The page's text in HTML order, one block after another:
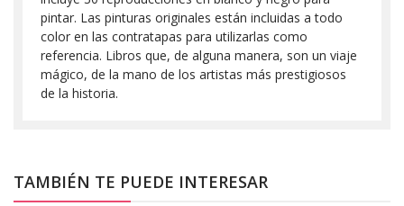
pintar. Las pinturas originales están incluidas a todo
color en las contratapas para utilizarlas como
referencia. Libros que, de alguna manera, son un viaje
mágico, de la mano de los artistas más prestigiosos
de la historia.
TAMBIÉN TE PUEDE INTERESAR